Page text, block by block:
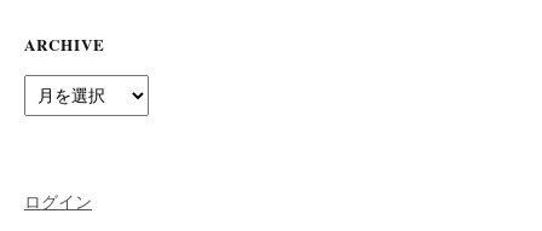
ARCHIVE
Archive
ログイン